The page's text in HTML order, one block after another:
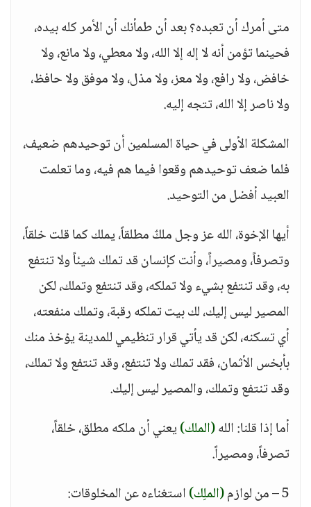
متى أمرك أن تعبده؟ بعد أن طمأنك أن الأمر كله بيده،
فحينما تؤمن أنه لا إله إلا الله، ولا معطي، ولا مانع، ولا
خافض، ولا رافع، ولا معز، ولا مذل، ولا موفق ولا حافظ،
ولا ناصر إلا الله، تتجه إليه.
المشكلة الأولى في حياة المسلمين أن توحيدهم ضعيف،
فلما ضعف توحيدهم وقعوا فيما هم فيه، وما تعلمت
العبيد أفضل من التوحيد.
أيها الإخوة، الله عز وجل ملكٌ مطلقاً، يملك كما قلت خلقاً،
وتصرفاً، ومصيراً، وأنت كإنسان قد تملك شيئاً ولا تنتفع
به، وقد تنتفع بشيء ولا تملكه، وقد تنتفع وتملك، لكن
المصير ليس إليك، لك بيت تملكه رقبة، وتملك منفعته،
أي تسكنه، لكن قد يأتي قرار تنظيمي للمدينة يؤخذ منك
بأبخس الأثمان، فقد تملك ولا تنتفع، وقد تنتفع ولا تملك،
وقد تنتفع وتملك، والمصير ليس إليك.
أما إذا قلنا: الله(الملك)يعني أن ملكه مطلق، خلقاً،
تصرفاً، ومصيراً.
5 – من لوازم
(الملِك)استغناءه عن المخلوقات: